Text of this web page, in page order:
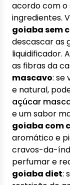
acordo com o
ingredientes.
goiaba sem
descascar as
liquidificador.
as fibras da
mascavo: se
e natural,
açúcar
e um sabor
goiaba com
aromático e
cravos-da-
perfumar e
goiaba diet: